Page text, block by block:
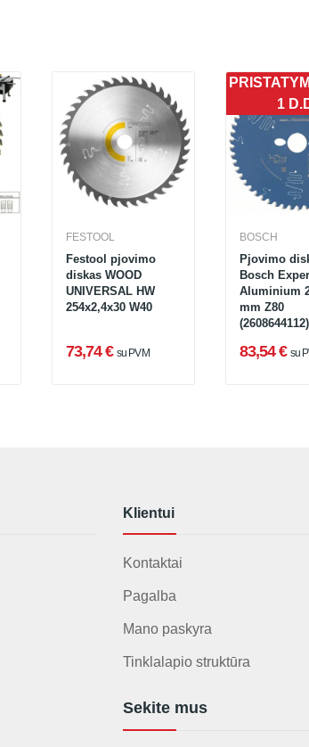
FESTOOL
Festool pjovimo
diskas WOOD
UNIVERSAL HW
254x2,4x30 W40
73,74 € su PVM
1
BOSCH
Pjovimo
Bosch
Aluminium
mm Z80
(2608644112)
83,54 € su
Klientui
Kontaktai
Pagalba
Mano paskyra
Tinklalapio struktūra
Sekite mus